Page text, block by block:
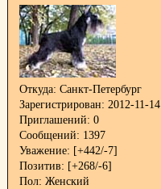
Откуда: Санкт-Петербург
Зарегистрирован: 2012-11-14
Приглашений: 0
Сообщений: 1397
Уважение: [+442/-7]
Позитив: [+268/-6]
Пол: Женский